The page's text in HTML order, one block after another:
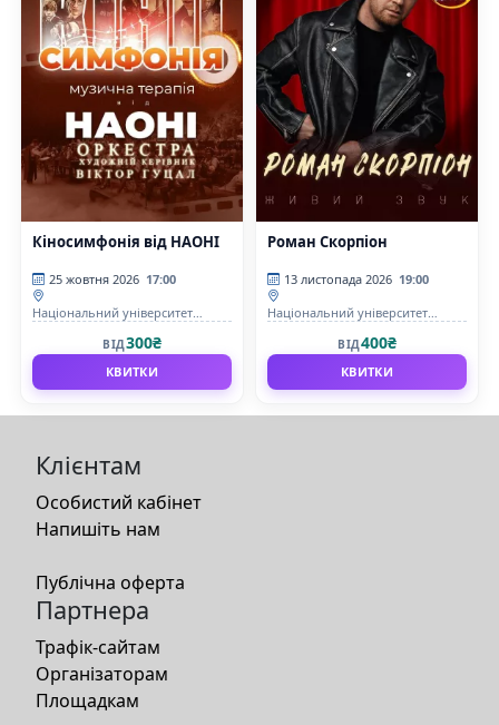
Кіносимфонія від НАОНІ
25 жовтня 2026 17:00
Національний університет
ВІД300₴
КВИТКИ
Роман Скорпіон
13 листопада 2026 19:00
Національний університет
ВІД400₴
КВИТКИ
Клієнтам
Особистий кабінет
Напишіть нам
Публічна оферта
Партнера
Трафік-сайтам
Організаторам
Площадкам